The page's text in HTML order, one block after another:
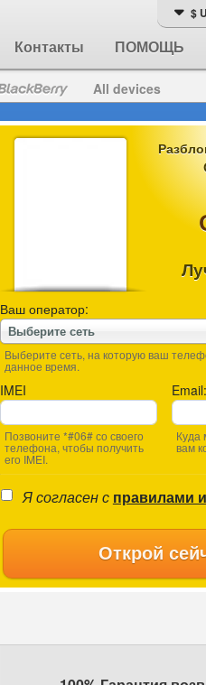
Контакты ПОМОЩЬ
$
All devices
Ваш оператор:
Выберите сеть
Выберите сеть, на которую ваш
данное время.
IMEI
Позвоните *#06# со своего
телефона, чтобы получить
его IMEI.
Email:
Куда
вам
Я согласен с правилами
Открой